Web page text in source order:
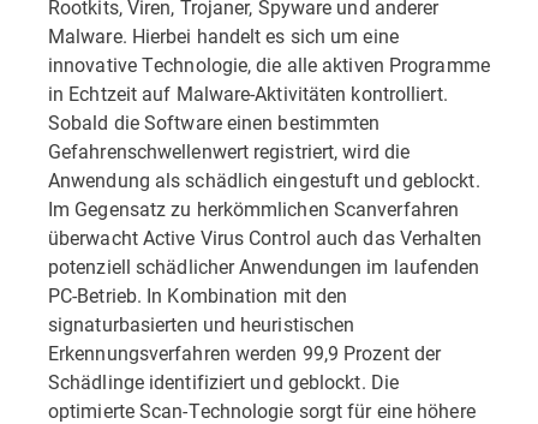
Rootkits, Viren, Trojaner, Spyware und anderer
Malware. Hierbei handelt es sich um eine
innovative Technologie, die alle aktiven Programme
in Echtzeit auf Malware-Aktivitäten kontrolliert.
Sobald die Software einen bestimmten
Gefahrenschwellenwert registriert, wird die
Anwendung als schädlich eingestuft und geblockt.
Im Gegensatz zu herkömmlichen Scanverfahren
überwacht Active Virus Control auch das Verhalten
potenziell schädlicher Anwendungen im laufenden
PC-Betrieb. In Kombination mit den
signaturbasierten und heuristischen
Erkennungsverfahren werden 99,9 Prozent der
Schädlinge identifiziert und geblockt. Die
optimierte Scan-Technologie sorgt für eine höhere